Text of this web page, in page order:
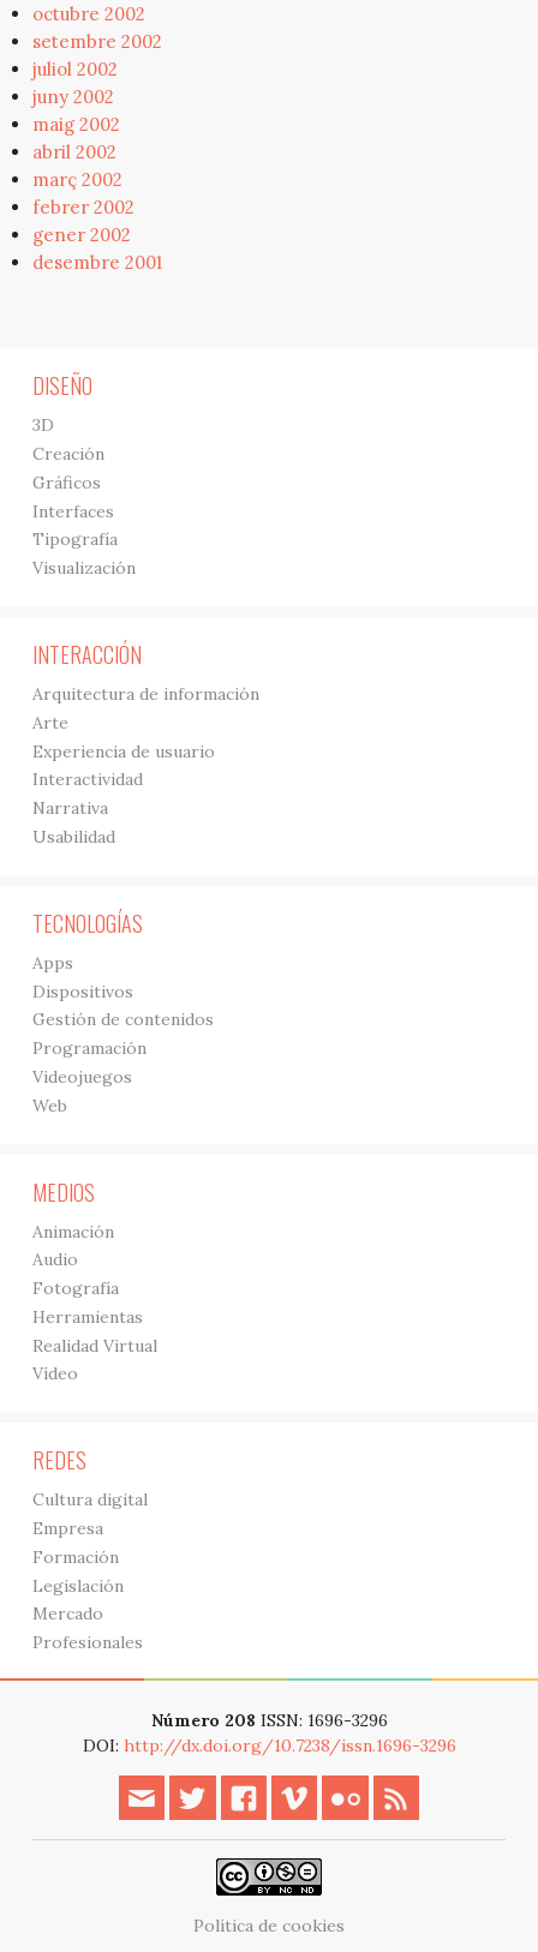
octubre 2002
setembre 2002
juliol 2002
juny 2002
maig 2002
abril 2002
març 2002
febrer 2002
gener 2002
desembre 2001
DISEÑO
3D
Creación
Gráficos
Interfaces
Tipografía
Visualización
INTERACCIÓN
Arquitectura de información
Arte
Experiencia de usuario
Interactividad
Narrativa
Usabilidad
TECNOLOGÍAS
Apps
Dispositivos
Gestión de contenidos
Programación
Videojuegos
Web
MEDIOS
Animación
Audio
Fotografía
Herramientas
Realidad Virtual
Vídeo
REDES
Cultura digital
Empresa
Formación
Legislación
Mercado
Profesionales
Número 208 ISSN: 1696-3296
DOI: http://dx.doi.org/10.7238/issn.1696-3296
Política de cookies